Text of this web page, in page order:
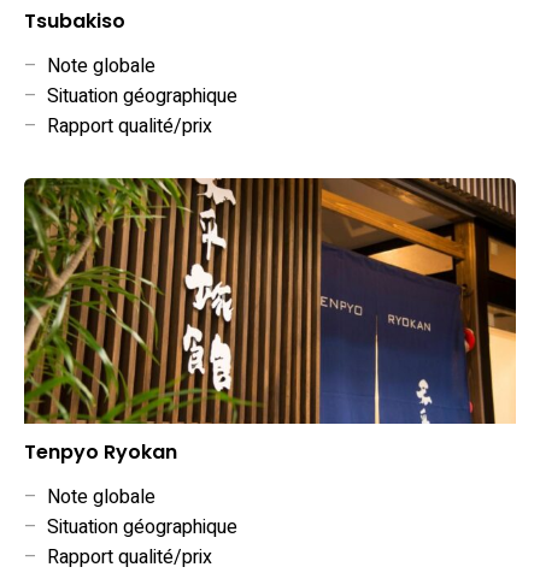
Tsubakiso
– Note globale
– Situation géographique
– Rapport qualité/prix
Tenpyo Ryokan
– Note globale
– Situation géographique
– Rapport qualité/prix